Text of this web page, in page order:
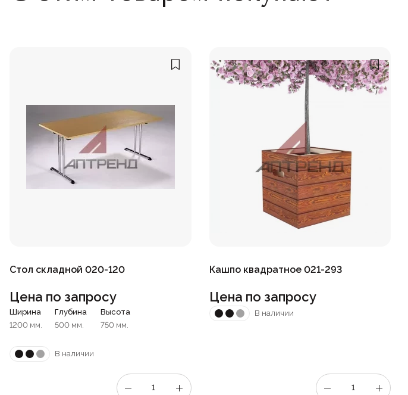
Стол складной 020-120
Цена по запросу
Ширина
1200 мм.
Глубина
500 мм.
Высота
750 мм.
В наличии
Кашпо квадратное 021-293
Цена по запросу
В наличии